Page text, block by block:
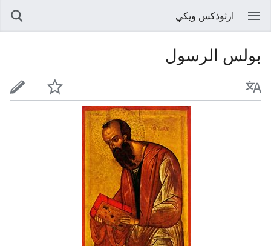
ارثوذكس ويكي
بولس الرسول